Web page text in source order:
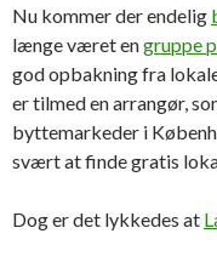
Nu kommer der endelig
længe været engruppe
god opbakning fra
er tilmed en arrangør,
byttemarkeder i
svært at finde gratis
Dog er det lykkedes at